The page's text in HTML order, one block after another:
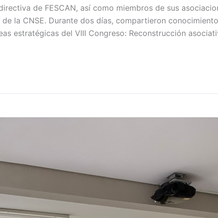
de FESCAN, así como miembros de sus
la CNSE. Durante dos días, compartieron
estratégicas del VIII Congreso: Reconstrucción